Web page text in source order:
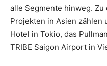
alle Segmente hinweg.
Projekten in Asien zählen
Hotel in Tokio, das
TRIBE Saigon Airport in